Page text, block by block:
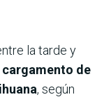
la tarde y
cargamento de
, según